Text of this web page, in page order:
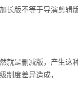
长版不等于导演剪辑
就是删减版，产生这
制度差异造成，